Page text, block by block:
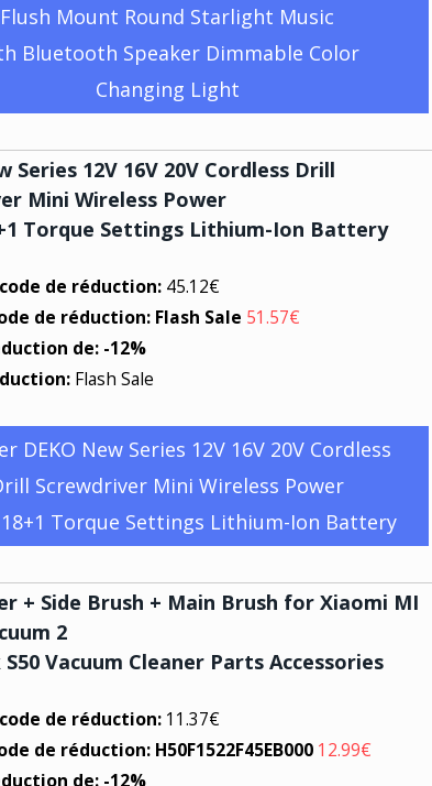
Flush Mount Round Starlight Music
Bluetooth Speaker Dimmable Color
Changing Light
Series 12V 16V 20V Cordless Drill
Mini Wireless Power
Torque Settings Lithium-Ion Battery
de réduction: 45.12€
de réduction: Flash Sale 51.57€
de: -12%
Flash Sale
DEKO New Series 12V 16V 20V Cordless
Screwdriver Mini Wireless Power
Torque Settings Lithium-Ion Battery
+ Side Brush + Main Brush for Xiaomi MI
2
Vacuum Cleaner Parts Accessories
de réduction: 11.37€
de réduction: H50F1522F45EB000 12.99€
de: -12%